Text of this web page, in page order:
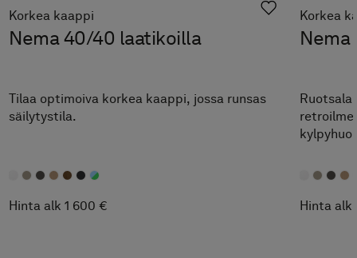
Korkea kaappi
Nema 40/40 laatikoilla
Tilaa optimoiva korkea kaappi, jossa runsas
säilytystila.
Hinta alk 1 600 €
Korkea
Hinta alk